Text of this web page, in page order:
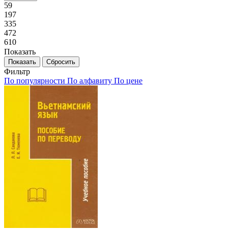
59
197
335
472
610
Показать
Сбросить
Фильтр
По популярности По алфавиту По цене